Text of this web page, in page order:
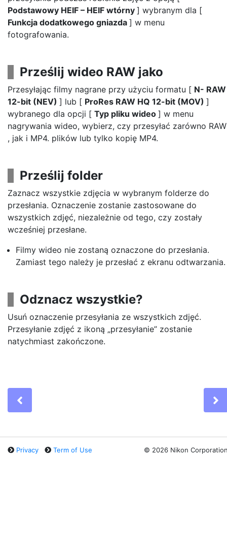
Podstawowy HEIF – HEIF wtórny ] wybranym dla [
Funkcja dodatkowego gniazda ] w menu
fotografowania.
Prześlij wideo RAW jako
Przesyłając filmy nagrane przy użyciu formatu [ N- RAW
12-bit (NEV) ] lub [ ProRes RAW HQ 12-bit (MOV) ]
wybranego dla opcji [ Typ pliku wideo ] w menu
nagrywania wideo, wybierz, czy przesyłać zarówno RAW
, jak i MP4. plików lub tylko kopię MP4.
Prześlij folder
Zaznacz wszystkie zdjęcia w wybranym folderze do
przesłania. Oznaczenie zostanie zastosowane do
wszystkich zdjęć, niezależnie od tego, czy zostały
wcześniej przesłane.
Filmy wideo nie zostaną oznaczone do przesłania.
Zamiast tego należy je przesłać z ekranu odtwarzania.
Odznacz wszystkie?
Usuń oznaczenie przesyłania ze wszystkich zdjęć.
Przesyłanie zdjęć z ikoną „przesyłanie” zostanie
natychmiast zakończone.
Privacy Term of Use © 2026 Nikon